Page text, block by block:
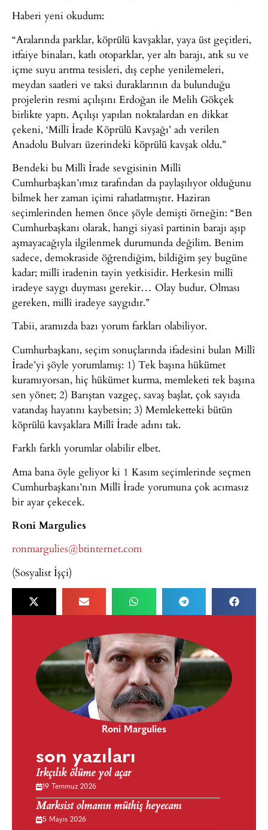
Haberi yeni okudum:
“Aralarında parklar, köprülü kavşaklar, yaya üst geçitleri,
itfaiye binaları, katlı otoparklar, yer altı barajı, atık su ve
içme suyu arıtma tesisleri, dış cephe yenilemeleri,
meydan saatleri ve taksi duraklarının da bulunduğu
projelerin resmi açılışını Erdoğan ile Melih Gökçek
birlikte yaptı. Açılışı yapılan noktalardan en dikkat
çekeni, ‘Millî İrade Köprülü Kavşağı’ adı verilen
Anadolu Bulvarı üzerindeki köprülü kavşak oldu.”
Bendeki bu Millî İrade sevgisinin Millî
Cumhurbaşkan’ımız tarafından da paylaşılıyor olduğunu
bilmek her zaman içimi rahatlatmıştır. Haziran
seçimlerinden hemen önce şöyle demişti örneğin: “Ben
Cumhurbaşkanı olarak, hangi siyasî partinin barajı aşıp
aşmayacağıyla ilgilenmek durumunda değilim. Benim
sadece, demokraside öğrendiğim, bildiğim şey bugüne
kadar; millî iradenin tayin yetkisidir. Herkesin millî
iradeye saygı duyması gerekir… Olay budur. Olması
gereken, millî iradeye saygıdır.”
Tabii, aramızda bazı yorum farkları olabiliyor.
Cumhurbaşkanı, seçim sonuçlarında ifadesini bulan Millî
İrade’yi şöyle yorumlamış: 1) Tek başına hükümet
kuramıyorsan, hiç hükümet kurma, memleketi tek başına
sen yönet; 2) Barıştan vazgeç, savaş başlat, çok sayıda
vatandaş hayatını kaybetsin; 3) Memleketteki bütün
köprülü kavşaklara Millî İrade adını tak.
Farklı farklı yorumlar olabilir elbet.
Ama bana öyle geliyor ki 1 Kasım seçimlerinde seçmen
Cumhurbaşkanı’nın Millî İrade yorumuna çok acımasız
bir ayar çekecek.
Roni Margulies
ronmargulies@btinternet.com
(Sosyalist İşçi)
Roni Margulies
son yazıları
Irkçılık ölüme yol açar
19 Temmuz 2026
Marksist olmanın müthiş heyecanı
5 Mayıs 2026